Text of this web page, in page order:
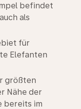
befindet
als
für
Elefanten
größten
Nähe der
bereits im